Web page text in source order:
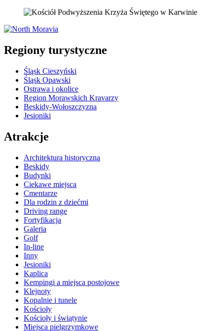
−
Regiony turystyczne
Śląsk Cieszyński
Śląsk Opawski
Ostrawa i okolice
Region Morawskich Kravarzy
Beskidy-Wołoszczyzna
Jesioniki
Atrakcje
Architektura historyczna
Beskidy
Budynki
Ciekawe miejsca
Cmentarze
Dla rodzin z dziećmi
Driving range
Fortyfikacja
Galeria
Golf
In-line
Inny
Jesioniki
Kaplica
Kempingi a miejsca postojowe
Klejnoty
Kopalnie i tunele
Kościoły
Kościoły i świątynie
Miejsca pielgrzymkowe